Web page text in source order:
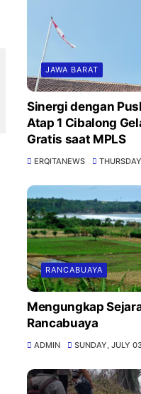
JAWA BARAT
Sinergi dengan
Atap 1 Cibalong
Gratis saat MPLS
ERQITANEWS
RANCABUAYA
Mengungkap
Rancabuaya
ADMIN SUNDAY, JULY